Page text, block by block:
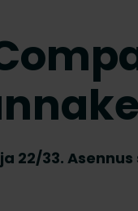
ja 22/33.